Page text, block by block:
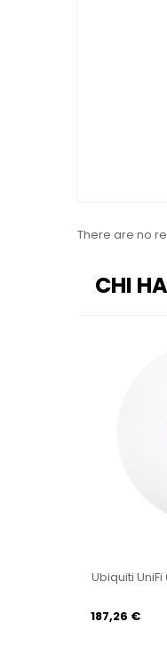
There are no
CHI
Ubiquiti
47,71 €